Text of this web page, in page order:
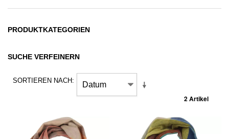
PRODUKTKATEGORIEN
SUCHE VERFEINERN
SORTIEREN NACH
2 Artikel